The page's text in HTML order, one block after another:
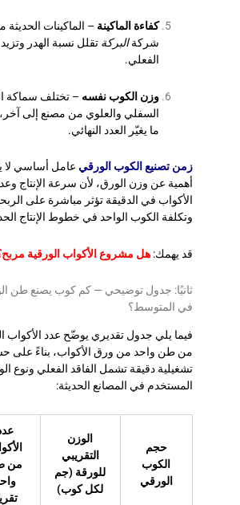
كفاءة الماكينة – الماكينات الحديثة
شركةالبركة تقلل نسبة الهدر وتزيد
الفعلي.
وزن الكوب نفسه – تختلف سماكة
السفلي والعلوي من مصنع إلى
ما يغيّر العدد النهائي.
زمن تصنيع الكوب الورقي عامل أساسي لا
أهمية عن وزن الورق، لأن سرعة الإنتاج
الأكواب في الدقيقة تؤثر مباشرة على
وتكلفة الكوب الواحد في خطوط الإنتاج
قد يهمك: هل مشروع الأكواب الورقية
ثانيًا: جدول توضيحي — كم كوب يصنع طن
في المتوسط؟
فيما يلي جدول تقديري يوضّح عدد الأكواب
من طن واحد من ورق الأكواب، بناءً على
تشغيلية دقيقة تشمل الفاقد الفعلي ونوع
المستخدم في المصانع الحديثة:
حجم
الكوب
الورقي
الوزن
التقريبي
للورقة (جم
لكل كوب)
من